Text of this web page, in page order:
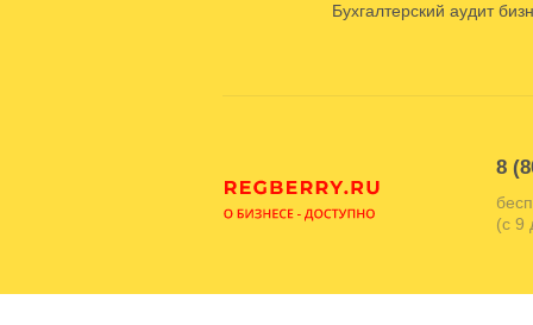
Бухгалтерский аудит
8
(с 9